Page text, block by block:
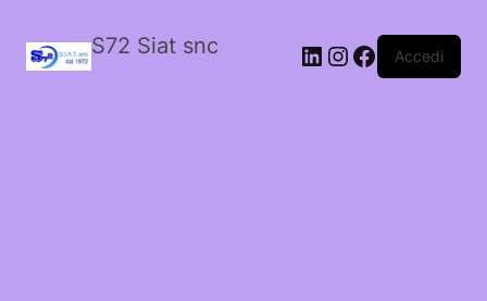
S72 Siat snc LinkedIn
Instagram
Facebook
Accedi